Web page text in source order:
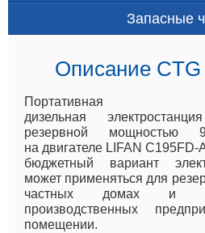
Запасные
Описание CTG
Портативная
дизельная
резервной
на двигателе LIFAN C195FD-
бюджетный вариант
может применяться для
частных домах и
производственных
помещении.